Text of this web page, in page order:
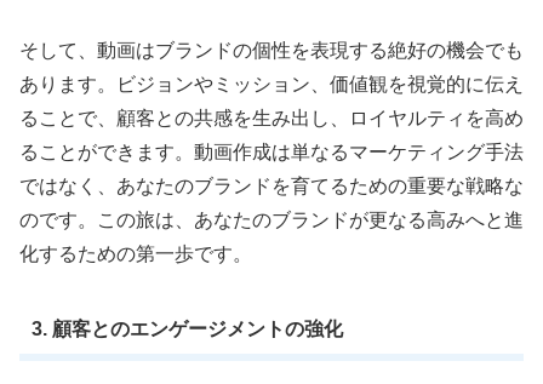
そして、動画はブランドの個性を表現する絶好の機会でも
あります。ビジョンやミッション、価値観を視覚的に伝え
ることで、顧客との共感を生み出し、ロイヤルティを高め
ることができます。動画作成は単なるマーケティング手法
ではなく、あなたのブランドを育てるための重要な戦略な
のです。この旅は、あなたのブランドが更なる高みへと進
化するための第一歩です。
3. 顧客とのエンゲージメントの強化